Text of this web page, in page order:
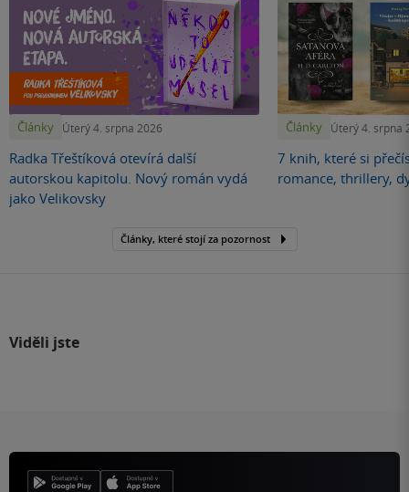
Články Úterý 4. srpna 2026
Radka Třeštíková otevírá další
autorskou kapitolu. Nový román vydá
jako Velikovsky
Články Úterý 4. srpna
7 knih, které si
romance, thrillery,
Články, které stojí za pozornost
Viděli jste